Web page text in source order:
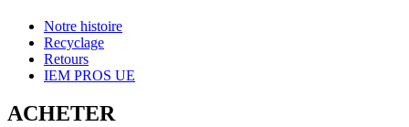
Notre histoire
Recyclage
Retours
IEM PROS UE
ACHETER